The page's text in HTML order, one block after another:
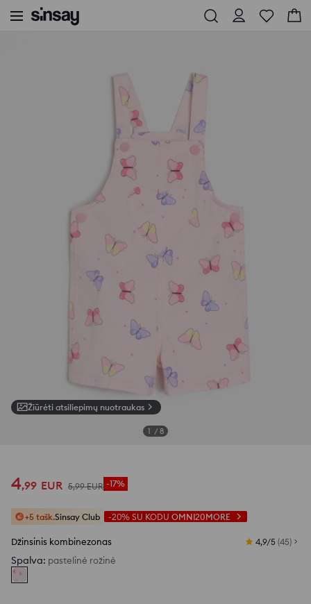
Žiūrėti atsiliepimų nuotraukas
1 / 8
4,99 EUR 5,99 EUR -17%
+5 tašk.Sinsay Club -20% SU KODU OMNI20MORE
Džinsinis kombinezonas 4,9/5 (45)
Spalva: pastelinė rožinė